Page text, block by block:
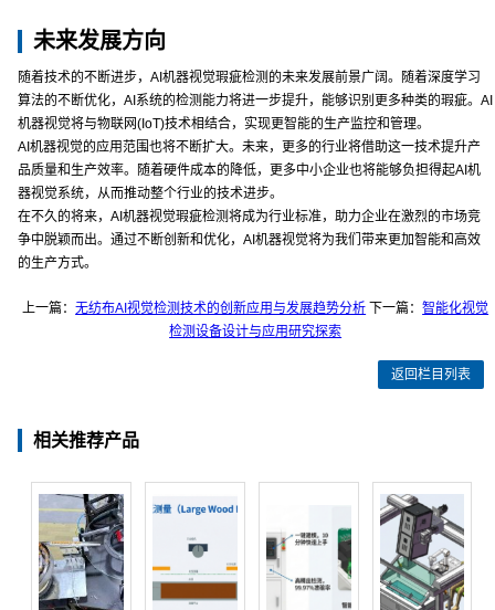
未来发展方向
随着技术的不断进步，AI机器视觉瑕疵检测的未来发展前景广阔。随着深度学习
算法的不断优化，AI系统的检测能力将进一步提升，能够识别更多种类的瑕疵。AI
机器视觉将与物联网(IoT)技术相结合，实现更智能的生产监控和管理。
AI机器视觉的应用范围也将不断扩大。未来，更多的行业将借助这一技术提升产
品质量和生产效率。随着硬件成本的降低，更多中小企业也将能够负担得起AI机
器视觉系统，从而推动整个行业的技术进步。
在不久的将来，AI机器视觉瑕疵检测将成为行业标准，助力企业在激烈的市场竞
争中脱颖而出。通过不断创新和优化，AI机器视觉将为我们带来更加智能和高效
的生产方式。
上一篇：无纺布AI视觉检测技术的创新应用与发展趋势分析 下一篇：智能化视觉
检测设备设计与应用研究探索
返回栏目列表
相关推荐产品